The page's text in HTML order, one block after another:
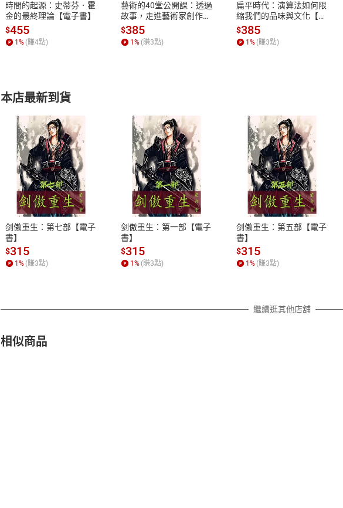
付款方式
ATM轉帳、信用卡、LINE PAY、AFTEE
退換貨規範
本店是否提供消費者保護法七日猶
之權利，遽消費者保護法及通訊交
除權合理例外情事適用準則，依商
質各有不同規定。詳細退換貨說明
照各商品說明。
時間的起源：史蒂芬．霍
金的最終理論【電子書】
$455
1% (賺4點)
藝術的40堂公開課：透過
故事，走進藝術家創作現
場，看藝術如何誕生、如
何形塑人類生活【電子
書】
$385
1% (賺3點)
扁平時代：演算法如何限
縮我們的品味與文化【電
子書】
$385
1% (賺3點)
本店最新到貨
剑傲重生：第七部【電子
書】
$315
1 % (賺3點)
剑傲重生：第一部【電子
書】
$315
1 % (賺3點)
剑傲重生：第五部【電子
書】
$315
1 % (賺3點)
繼續逛其他店舖
相似商品